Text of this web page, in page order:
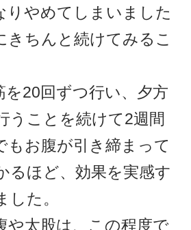
りやめてしまいました
きちんと続けてみるこ
を20回ずつ行い、夕方
うことを続けて2週間
もお腹が引き締まって
るほど、効果を実感す
た。
や太股は、この程度で